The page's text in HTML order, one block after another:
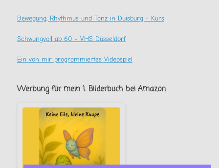
Bewegung, Rhythmus und Tanz in Duisburg - Kurs
Schwungvoll ab 60 - VHS Düsseldorf
Ein von mir programmiertes Videospiel
Werbung für mein 1. Bilderbuch bei Amazon